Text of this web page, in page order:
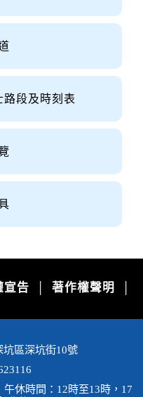
段及時刻表
宣告 著作權聲明
區深坑街10號
休時間：12時至13時，17